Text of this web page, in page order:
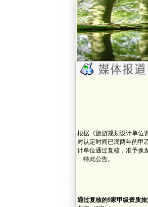
根据《旅游规划设计单位
对认定时间已满两年的甲
计单位通过复核，准予换
特此公告。
国
二○○
通过复核的9家甲级资质